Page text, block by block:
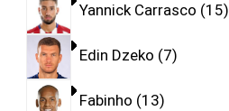
Yannick Carrasco 15
Edin Dzeko 7
Fabinho 13